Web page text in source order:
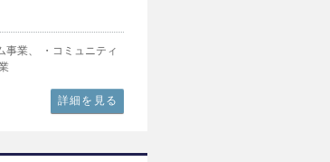
事業、 ・コミュニティ
詳細を見る